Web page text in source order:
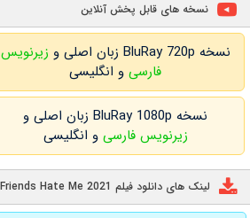
نسخه های قابل پخش آنلاین
نسخه BluRay 720p زبان اصلی و
زیرنویس
فارسیو انگلیسی
نسخه BluRay 1080p زبان اصلی و
زیرنویس فارسی و انگلیسی
لینک های دانلود فیلم All My Friends Hate Me 2021